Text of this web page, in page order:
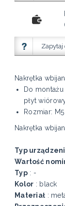
Zapytaj
Nakrętka
Do
płyt
Rozmiar: M5
Nakrętka
Typ
Wartość
Typ: -
Kolor : black
Materiał :